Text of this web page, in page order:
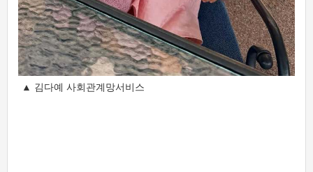
▲ 김다예 사회관계망서비스